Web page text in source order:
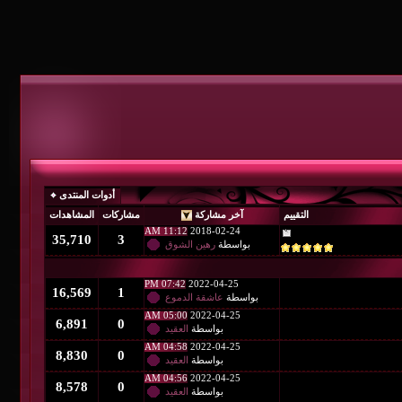
أدوات المنتدى
التقييم
آخر مشاركة مشاركات
المشاهدات
2018-02-24
11:12 AM
بواسطة رهين الشوق 3
35,710
2022-04-25
07:42 PM
بواسطة عاشقة الدموع 1
16,569
2022-04-25
05:00 AM
بواسطة العقيد 0
6,891
2022-04-25
04:58 AM
بواسطة العقيد 0
8,830
2022-04-25
04:56 AM
بواسطة العقيد 0
8,578